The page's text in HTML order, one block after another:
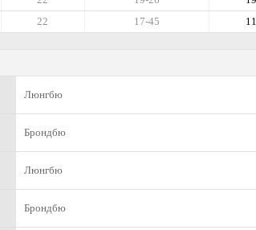
11
17-45
22
Люнгбю
Брондбю
Люнгбю
Брондбю